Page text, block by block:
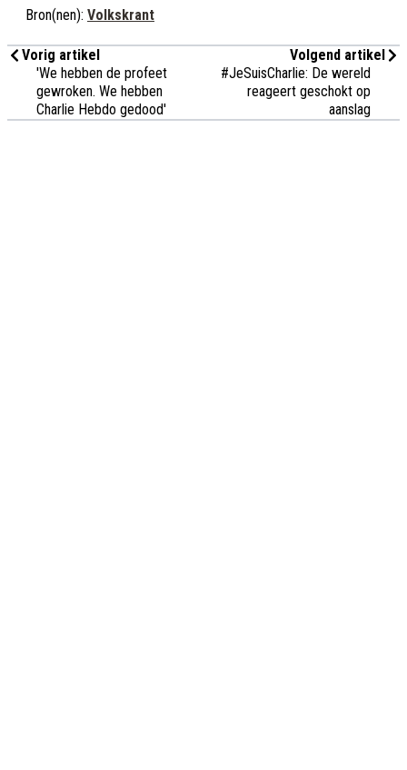
Bron(nen): Volkskrant
Vorig artikel
'We hebben de profeet
gewroken. We hebben
Charlie Hebdo gedood'
Volgend artikel
#JeSuisCharlie: De wereld
reageert geschokt op
aanslag